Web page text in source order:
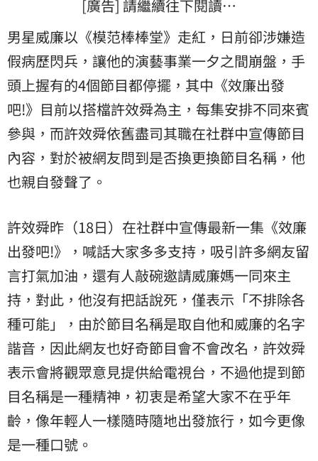
[廣告] 請繼續往下閱讀…
男星威廉以《模范棒棒堂》走紅，日前卻涉嫌造
假病歷閃兵，讓他的演藝事業一夕之間崩盤，手
頭上握有的4個節目都停擺，其中《效廉出發
吧!》目前以搭檔許效舜為主，每集安排不同來賓
參與，而許效舜依舊盡司其職在社群中宣傳節目
內容，對於被網友問到是否換更換節目名稱，他
也親自發聲了。
許效舜昨（18日）在社群中宣傳最新一集《效廉
出發吧!》，喊話大家多多支持，吸引許多網友留
言打氣加油，還有人敲碗邀請威廉媽一同來主
持 ，對此，他沒有把話說死，僅表示「不排除各
種可能」，由於節目名稱是取自他和威廉的名字
諧音，因此網友也好奇節目會不會改名，許效舜
表示會將觀眾意見提供給電視台，不過他提到節
目名稱是一種精神，初衷是希望大家不在乎年
齡，像年輕人一樣隨時隨地出發旅行，如今更像
是一種口號。